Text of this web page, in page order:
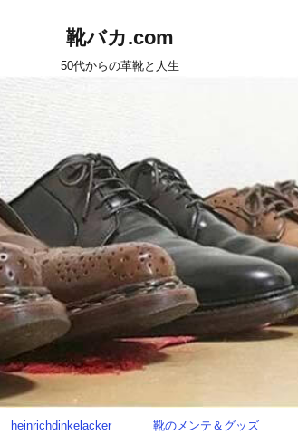
靴バカ.com
50代からの革靴と人生
heinrichdinkelacker 靴のメンテ＆グッズ